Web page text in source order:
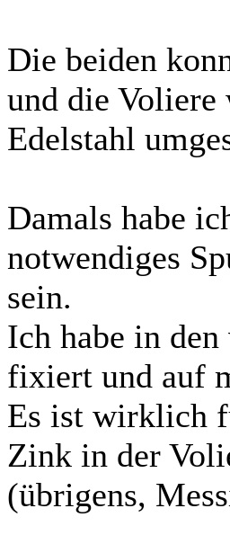
Die beiden
und die Voliere
Edelstahl
Damals habe
notwendiges
sein.
Ich habe in den
fixiert und auf
Es ist wirklich
Zink in der
(übrigens,